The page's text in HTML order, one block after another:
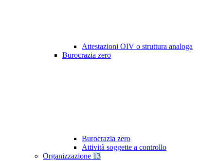
Attestazioni OIV o struttura analoga
Burocrazia zero
Burocrazia zero
Attività soggette a controllo
Organizzazione 13